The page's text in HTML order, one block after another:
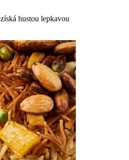
hustou lepkavou